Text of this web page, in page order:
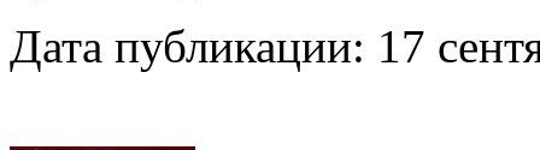
Дата публикации: 17